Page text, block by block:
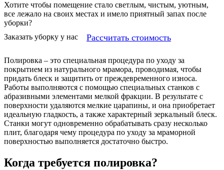
Хотите чтобы помещение стало светлым, чистым, уютным,
все лежало на своих местах и имело приятный запах после
уборки?
Заказать уборку у нас
Рассчитать стоимость
Полировка – это специальная процедура по уходу за
покрытием из натурального мрамора, проводимая, чтобы
придать блеск и защитить от преждевременного износа.
Работы выполняются с помощью специальных станков с
абразивными элементами мелкой фракции. В результате с
поверхности удаляются мелкие царапины, и она приобретает
идеальную гладкость, а также характерный зеркальный блеск.
Станки могут одновременно обрабатывать сразу несколько
плит, благодаря чему процедура по уходу за мраморной
поверхностью выполняется достаточно быстро.
Когда требуется полировка?